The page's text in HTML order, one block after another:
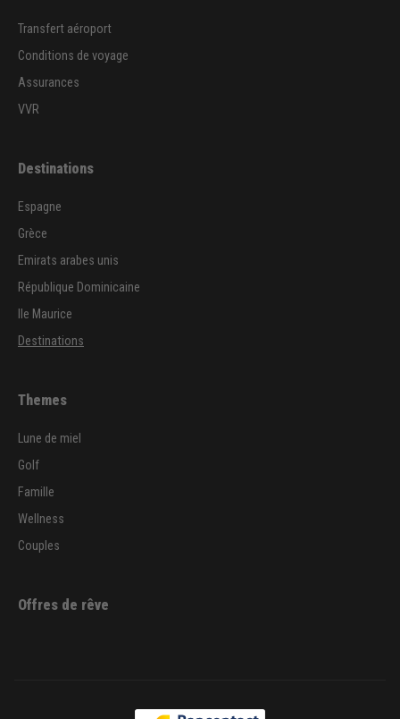
Transfert aéroport
Conditions de voyage
Assurances
VVR
Destinations
Espagne
Grèce
Emirats arabes unis
République Dominicaine
Ile Maurice
Destinations
Themes
Lune de miel
Golf
Famille
Wellness
Couples
Offres de rêve